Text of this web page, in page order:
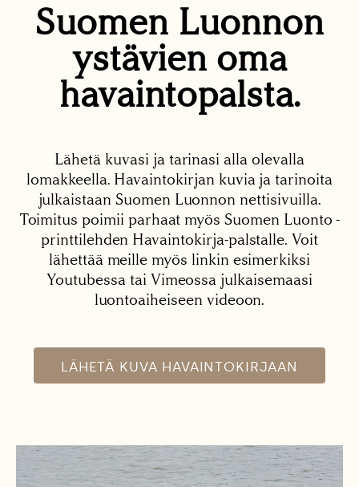
Suomen Luonnon
ystävien oma
havaintopalsta.
Lähetä kuvasi ja tarinasi alla olevalla
lomakkeella. Havaintokirjan kuvia ja tarinoita
julkaistaan Suomen Luonnon nettisivuilla.
Toimitus poimii parhaat myös Suomen Luonto -
printtilehden Havaintokirja-palstalle. Voit
lähettää meille myös linkin esimerkiksi
Youtubessa tai Vimeossa julkaisemaasi
luontoaiheiseen videoon.
LÄHETÄ KUVA HAVAINTOKIRJAAN